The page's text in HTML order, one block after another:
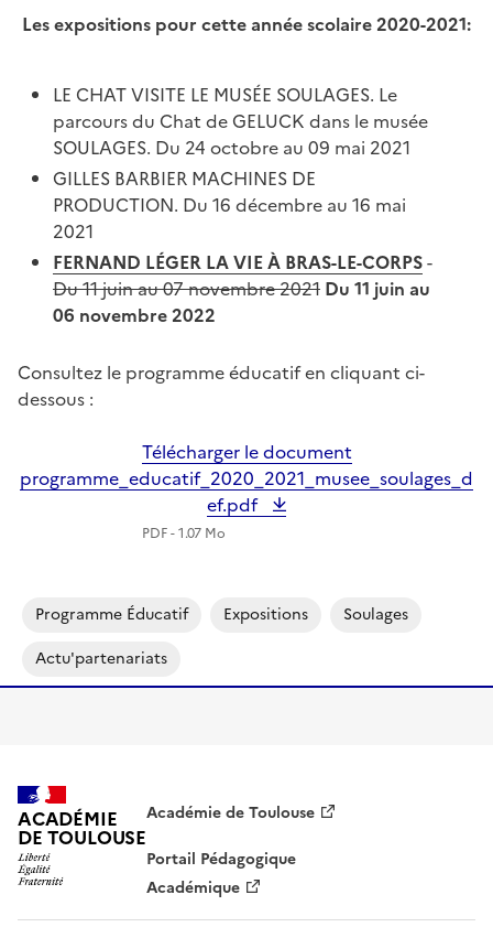
Les expositions pour cette année scolaire 2020-2021:
LE CHAT VISITE LE MUSÉE SOULAGES. Le
parcours du Chat de GELUCK dans le musée
SOULAGES. Du 24 octobre au 09 mai 2021
GILLES BARBIER MACHINES DE
PRODUCTION. Du 16 décembre au 16 mai
2021
FERNAND LÉGER LA VIE À BRAS-LE-CORPS-
Du 11 juin au 07 novembre 2021 Du 11 juin au
06 novembre 2022
Consultez le programme éducatif en cliquant ci-
dessous :
Télécharger le document
programme_educatif_2020_2021_musee_soulages_d
ef.pdf
PDF - 1.07 Mo
Programme Éducatif Expositions
Soulages
Actu'partenariats
ACADÉMIE
DE TOULOUSE
Académie de Toulouse
Portail Pédagogique
Académique